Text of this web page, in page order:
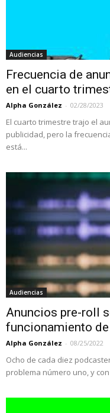
Audiencias
Frecuencia de
en el cuarto
Alpha González - 02/28/2023
El cuarto trimestre trajo el
publicidad, pero la
está...
Audiencias
Anuncios pre-roll
funcionamiento
Alpha González - 08/25/2022
Ocho de cada diez
problema número uno, y